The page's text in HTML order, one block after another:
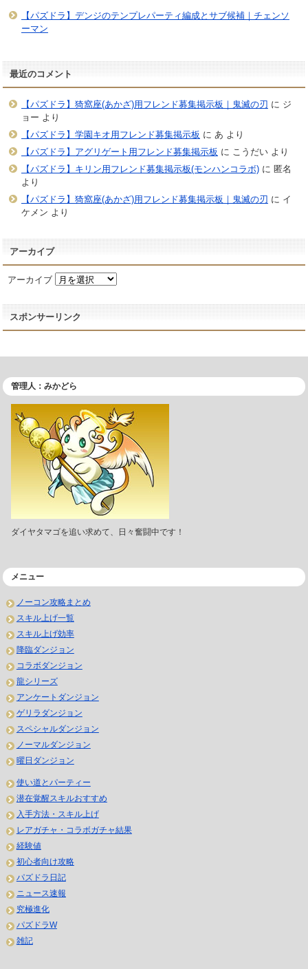
【パズドラ】デンジのテンプレパーティ編成とサブ候補｜チェンソ
ーマン
最近のコメント
【パズドラ】猗窩座(あかざ)用フレンド募集掲示板｜鬼滅の刃 に ジ
ョー より
【パズドラ】学園キオ用フレンド募集掲示板 に あ より
【パズドラ】アグリゲート用フレンド募集掲示板 に こうだいより
【パズドラ】キリン用フレンド募集掲示板(モンハンコラボ)に 匿名
より
【パズドラ】猗窩座(あかざ)用フレンド募集掲示板｜鬼滅の刃 に イ
ケメン より
アーカイブ
アーカイブ
スポンサーリンク
管理人：みかどら
ダイヤタマゴを追い求めて、日々奮闘中です！
メニュー
ノーコン攻略まとめ
スキル上げ一覧
スキル上げ効率
降臨ダンジョン
コラボダンジョン
龍シリーズ
アンケートダンジョン
ゲリラダンジョン
スペシャルダンジョン
ノーマルダンジョン
曜日ダンジョン
使い道とパーティー
潜在覚醒スキルおすすめ
入手方法・スキル上げ
レアガチャ・コラボガチャ結果
経験値
初心者向け攻略
パズドラ日記
ニュース速報
究極進化
パズドラW
雑記